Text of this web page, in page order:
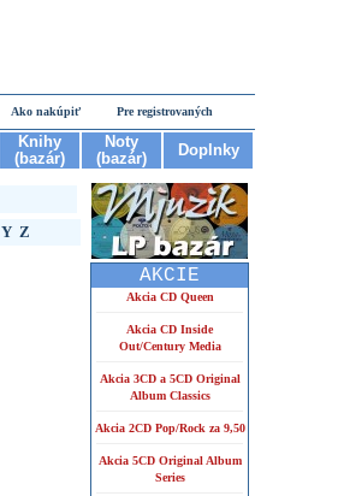
Ako nakúpiť Pre registrovaných
Knihy
(bazár)
Noty
(bazár)
Doplnky
Y Z
AKCIE
Akcia CD Queen
Akcia CD Inside
Out/Century Media
Akcia 3CD a 5CD Original
Album Classics
Akcia 2CD Pop/Rock za 9,50
Akcia 5CD Original Album
Series